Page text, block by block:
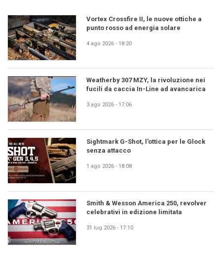
Vortex Crossfire II, le nuove ottiche a
punto rosso ad energia solare
4 ago 2026 - 18:20
Weatherby 307 MZY, la rivoluzione nei
fucili da caccia In-Line ad avancarica
3 ago 2026 - 17:06
Sightmark G-Shot, l'ottica per le Glock
senza attacco
1 ago 2026 - 18:08
Smith & Wesson America 250, revolver
celebrativi in edizione limitata
31 lug 2026 - 17:10